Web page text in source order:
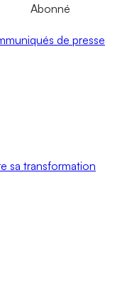
Abonné
de presse
sa transformation